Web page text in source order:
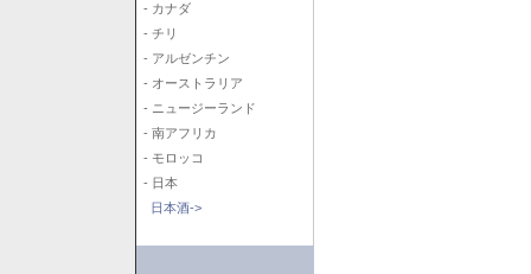
- カナダ
- チリ
- アルゼンチン
- オーストラリア
- ニュージーランド
- 南アフリカ
- モロッコ
- 日本
日本酒->